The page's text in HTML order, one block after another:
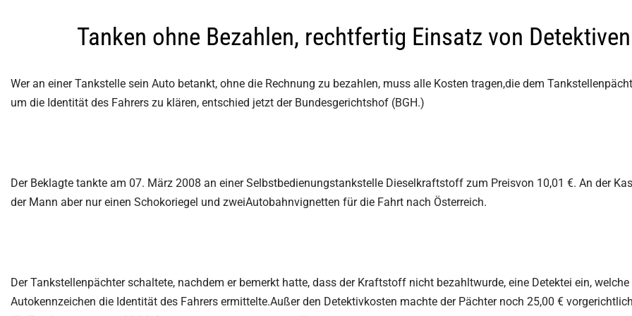
Partnerprobleme
recht | Kindes­wohl­ge­fähr­dung
Personensuche | vermisste Personen
finden
Nachbarschaft
Drohbriefe
Due-Diligence
Bewerberanalysen | Headhunting
Nebentätigkeit
Was ist erlaubt bei
Mitarbeiterbeobachtung
OSINT Recherchen
Illegale Müllentsorgung
Tanken ohne Bezahlen, rechtfertig Einsatz von Detektiven
Wer an einer Tankstelle sein Auto betankt, ohne die Rechnung zu bezahlen, muss alle Kosten tragen,die dem
um die Identität des Fahrers zu klären, entschied jetzt der Bundesgerichtshof (BGH.)
Der Beklagte tankte am 07. März 2008 an einer Selbstbedienungstankstelle Dieselkraftstoff zum Preisvon 10,01 €. An der
der Mann aber nur einen Schokoriegel und zweiAutobahnvignetten für die Fahrt nach Österreich.
Der Tankstellenpächter schaltete, nachdem er bemerkt hatte, dass der Kraftstoff nicht bezahltwurde, eine Detektei ein,
Autokennzeichen die Identität des Fahrers ermittelte.Außer den Detektivkosten machte der Pächter noch 25,00 €